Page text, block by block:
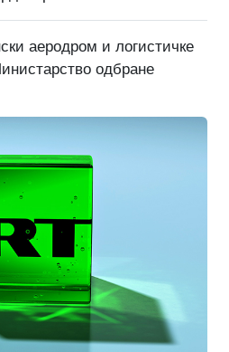
аеродром и логистичке
одбране